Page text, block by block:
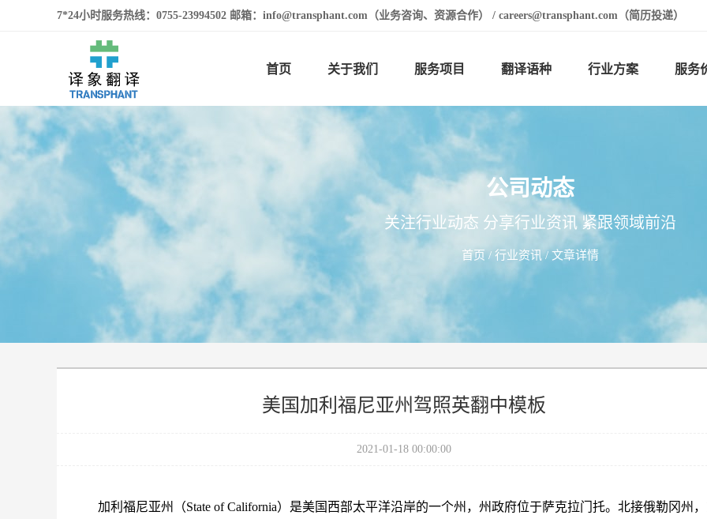
7*24小时服务热线：0755-23994502 邮箱：info@transphant.com（业务咨询、资源合作） / careers@transphant.com（简历投递）
首页 关于我们 服务项目 翻译语种 行业方案 服务
公司动态
关注行业动态 分享行业资讯 紧跟领域前沿
首页/ 行业资讯/ 文章详情
美国加利福尼亚州驾照英翻中模板
2021-01-18 00:00:00
加利福尼亚州（State of California）是美国西部太平洋沿岸的一个州，州政府位于萨克拉门托。北接俄勒冈州